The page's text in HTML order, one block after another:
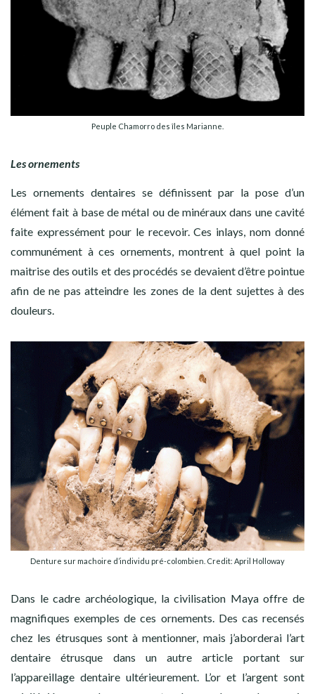
Peuple Chamorro des îles Marianne.
Les ornements
Les ornements dentaires se définissent par la pose d’un
élément fait à base de métal ou de minéraux dans une cavité
faite expressément pour le recevoir. Ces inlays, nom donné
communément à ces ornements, montrent à quel point la
maitrise des outils et des procédés se devaient d’être pointue
afin de ne pas atteindre les zones de la dent sujettes à des
douleurs.
Denture sur machoire d’individu pré-colombien. Credit: April Holloway
Dans le cadre archéologique, la civilisation Maya offre de
magnifiques exemples de ces ornements. Des cas recensés
chez les étrusques sont à mentionner, mais j’aborderai l’art
dentaire étrusque dans un autre article portant sur
l’appareillage dentaire ultérieurement. L’or et l’argent sont